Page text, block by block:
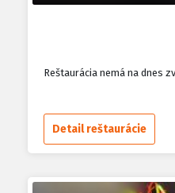
Reštaurácia nemá na dnes
Detail reštaurácie